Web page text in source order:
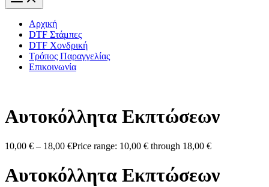
Αρχική
DTF Στάμπες
DTF Χονδρική
Τρόπος Παραγγελίας
Επικοινωνία
Αυτοκόλλητα Εκπτώσεων
10,00 € – 18,00 €Price range: 10,00 € through 18,00 €
Αυτοκόλλητα Εκπτώσεων